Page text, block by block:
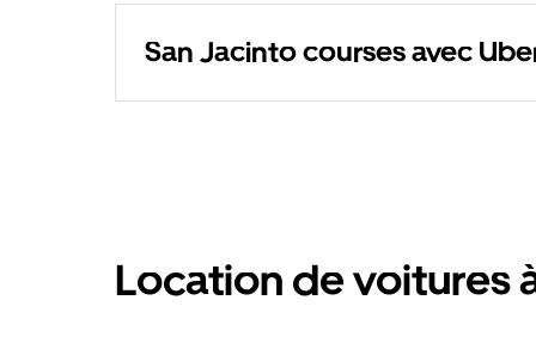
San Jacinto courses avec
Location de voitures